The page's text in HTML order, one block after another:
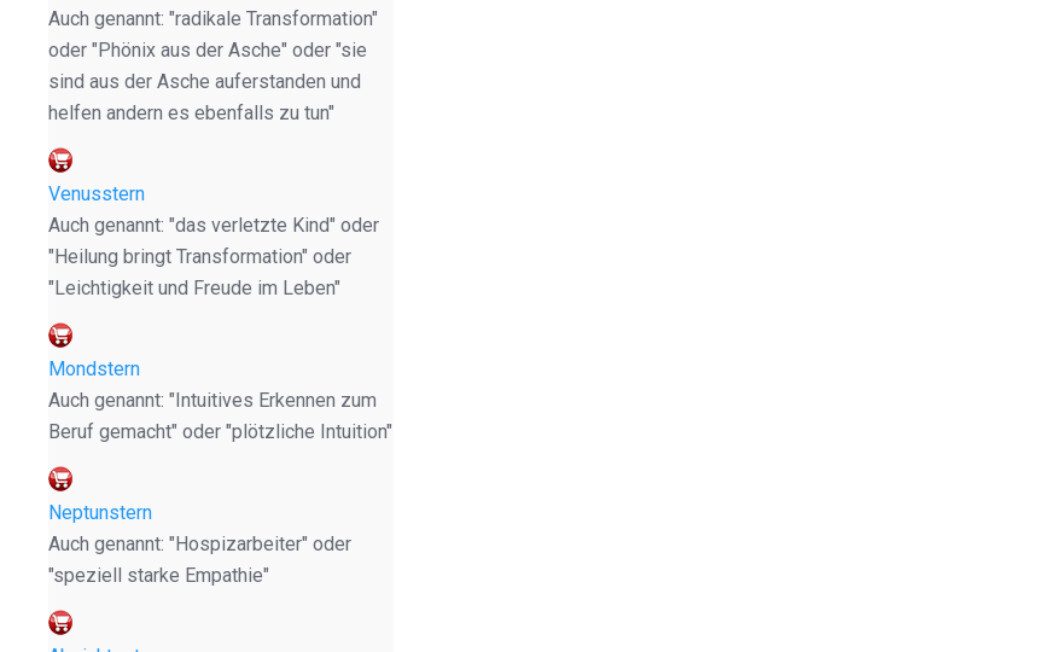
Auch genannt: "radikale Transformation"
oder "Phönix aus der Asche" oder "sie
sind aus der Asche auferstanden und
helfen andern es ebenfalls zu tun"
Venusstern
Auch genannt: "das verletzte Kind" oder
"Heilung bringt Transformation" oder
"Leichtigkeit und Freude im Leben"
Mondstern
Auch genannt: "Intuitives Erkennen zum
Beruf gemacht" oder "plötzliche Intuition"
Neptunstern
Auch genannt: "Hospizarbeiter" oder
"speziell starke Empathie"